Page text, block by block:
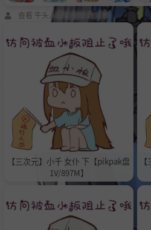
查看 牛头人勇往直前 的文章
【三次元】小千 女仆 下【pikpak盘
1V/897M】